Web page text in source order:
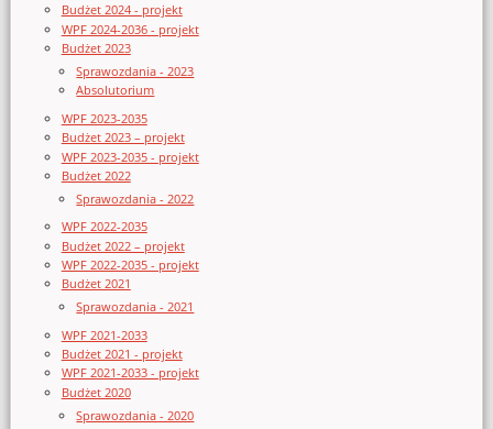
Budżet 2024 - projekt
WPF 2024-2036 - projekt
Budżet 2023
Sprawozdania - 2023
Absolutorium
WPF 2023-2035
Budżet 2023 – projekt
WPF 2023-2035 - projekt
Budżet 2022
Sprawozdania - 2022
WPF 2022-2035
Budżet 2022 – projekt
WPF 2022-2035 - projekt
Budżet 2021
Sprawozdania - 2021
WPF 2021-2033
Budżet 2021 - projekt
WPF 2021-2033 - projekt
Budżet 2020
Sprawozdania - 2020